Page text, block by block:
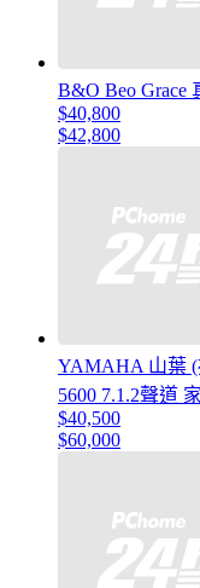
B&O Beo Grace
$40,800
$42,800
YAMAHA 山葉 (
5600 7.1.2聲道
$40,500
$60,000